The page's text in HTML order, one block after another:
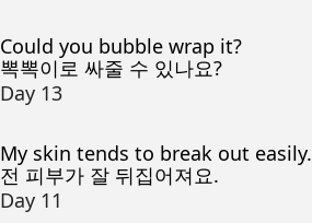
Could you bubble wrap it?
뽁뽁이로 싸줄 수 있나요?
Day 13
My skin tends to break out easily.
전 피부가 잘 뒤집어져요.
Day 11